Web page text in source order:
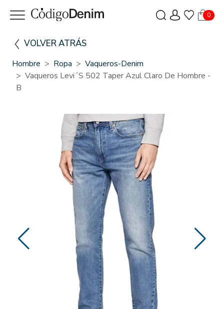
0
VOLVER ATRÁS
Hombre Ropa
Vaqueros-Denim
Vaqueros Levi´s 502 Taper Azul Claro De Hombre -
B